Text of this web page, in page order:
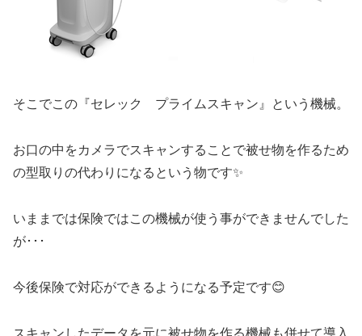
そこでこの『セレック プライムスキャン』という機械。
お口の中をカメラでスキャンすることで被せ物を作るため
の型取りの代わりになるという物です✨
いままでは保険ではこの機械が使う事ができませんでした
が･･･
今後保険で対応ができるようになる予定です😊
スキャンしたデータを元に被せ物を作る機械も併せて導入